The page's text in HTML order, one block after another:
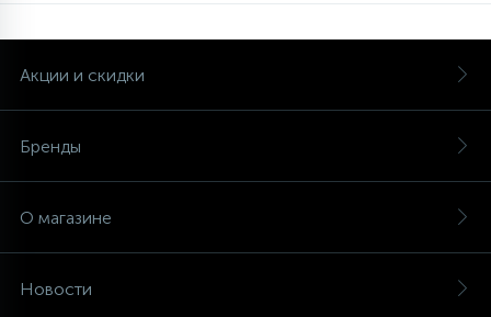
Акции и скидки
Бренды
О магазине
Новости